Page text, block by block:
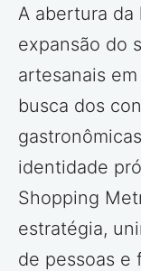
A abertura da
expansão do
artesanais
busca dos
identidade
Shopping
estratégia,
de pessoas e